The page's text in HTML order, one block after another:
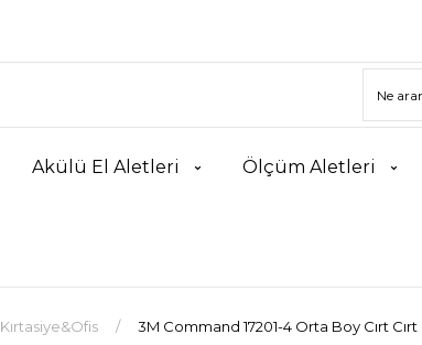
Akülü El Aletleri Ölçüm Aletleri
Kırtasiye&Ofis 3M Command 17201-4 Orta Boy Cırt